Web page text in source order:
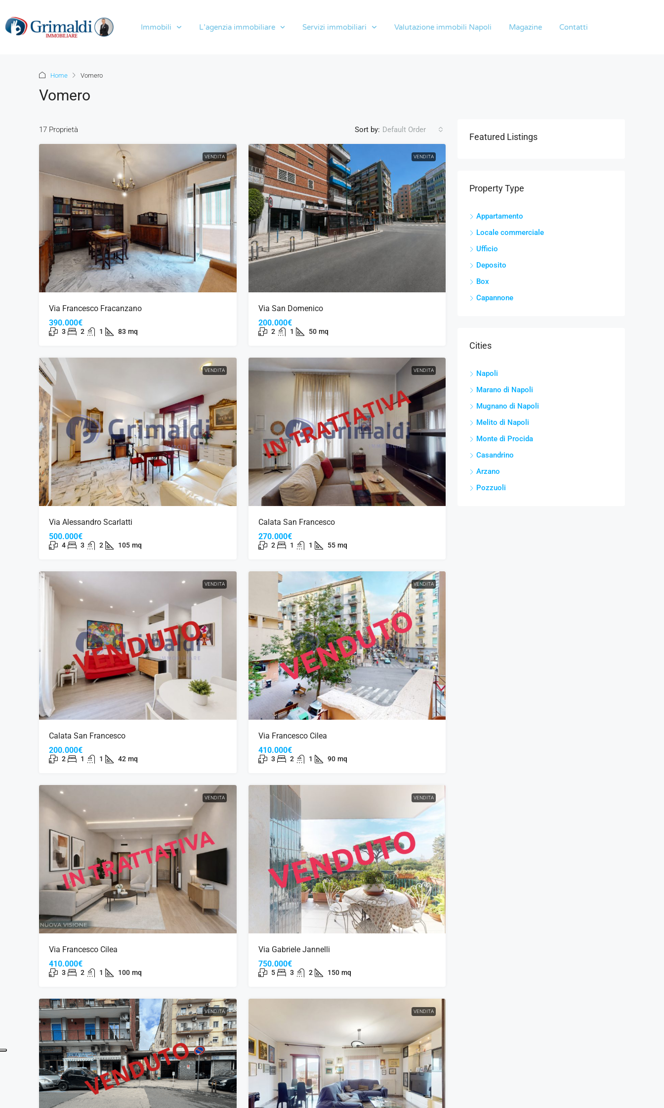
Immobili L’agenzia immobiliare Servizi immobiliari Valutazione immobili Napoli Magazine Contatti
Home Vomero
Vomero
17 Proprietà Sort by: Default Order
VENDITA
Via Francesco Fracanzano
390.000€
3 2 1 83 mq
VENDITA
Via San Domenico
200.000€
2 1 50 mq
VENDITA
Via Alessandro Scarlatti
500.000€
4 3 2 105 mq
VENDITA
Calata San Francesco
270.000€
2 1 1 55 mq
VENDITA
Calata San Francesco
200.000€
2 1 1 42 mq
VENDITA
Via Francesco Cilea
410.000€
3 2 1 90 mq
VENDITA
Via Francesco Cilea
410.000€
3 2 1 100 mq
VENDITA
Via Gabriele Jannelli
750.000€
5 3 2 150 mq
VENDITA VENDITA
Featured Listings
Property Type
Appartamento
Locale commerciale
Ufficio
Deposito
Box
Capannone
Cities
Napoli
Marano di Napoli
Mugnano di Napoli
Melito di Napoli
Monte di Procida
Casandrino
Arzano
Pozzuoli